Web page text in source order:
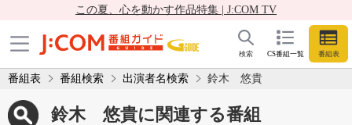
この夏、心を動かす作品特集 | J:COM TV
CS番組一覧 番組表
検索
番組表 番組検索 出演者名検索 鈴木 悠貴
鈴木 悠貴に関連する番組